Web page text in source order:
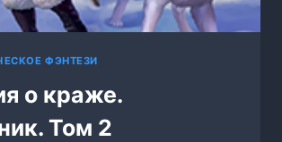
ФЭНТЕЗИ
о краже.
Том 2